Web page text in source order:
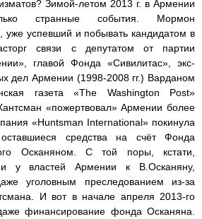
Зимой-летом 2013 г. в Армении
странные события. Мормон
успевший и побывать кандидатом в
связи с депутатом от партии
главой Фонда «Сивилитас», экс-
дел Армении (1998-2008 гг.) Варданом
газета «The Washington Post»
«пожертвовал» Армении более
«Huntsman International» покинула
средства на счёт Фонда
Осканяном. С той поры, кстати,
у властей Армении к В.Осканяну,
уголовным преследованием из-за
И вот в начале апреля 2013-го
финансирование фонда Осканяна.